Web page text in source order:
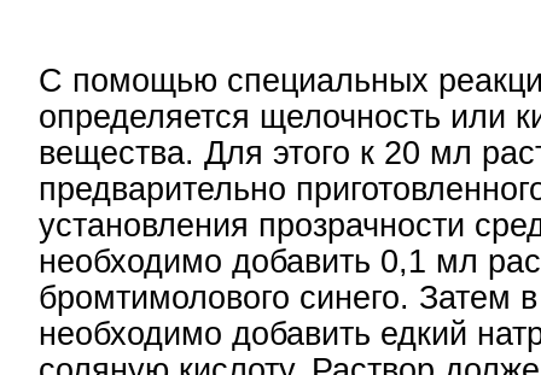
С помощью специальных
определяется щелочность или
вещества. Для этого к 20 мл
предварительно
установления прозрачности
необходимо добавить 0,1 мл
бромтимолового синего. Затем
необходимо добавить едкий